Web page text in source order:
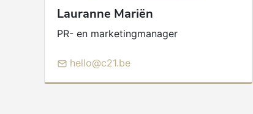
Lauranne Mariën
PR- en marketingmanager
hello@c21.be